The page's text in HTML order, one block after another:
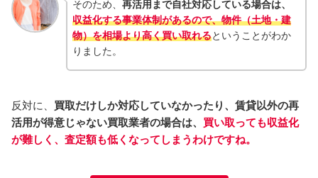
そのため、 再活用まで自社対応している場合は、
収益化する事業体制があるので、物件（土地・建
物）を相場より高く買い取れるということがわか
りました。
反対に、 買取だけしか対応していなかったり、賃貸以外の再
活用が得意じゃない買取業者の場合は、 買い取っても収益化
が難しく、査定額も低くなってしまうわけですね。